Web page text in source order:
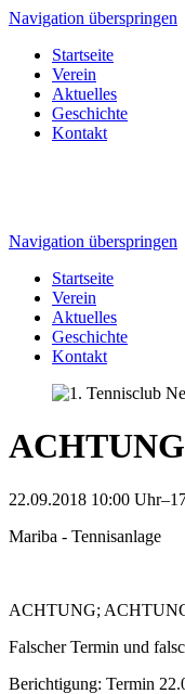
Navigation überspringen
Startseite
Verein
Aktuelles
Geschichte
Kontakt
Navigation überspringen
Startseite
Verein
Aktuelles
Geschichte
Kontakt
22.09.2018 10:00
Mariba - Tennisanlage
ACHTUNG;
Falscher Termin und
Berichtigung: Termin